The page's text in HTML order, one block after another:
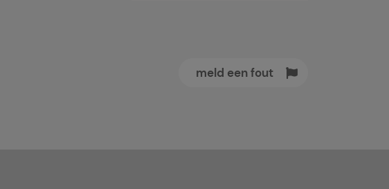
meld een fout